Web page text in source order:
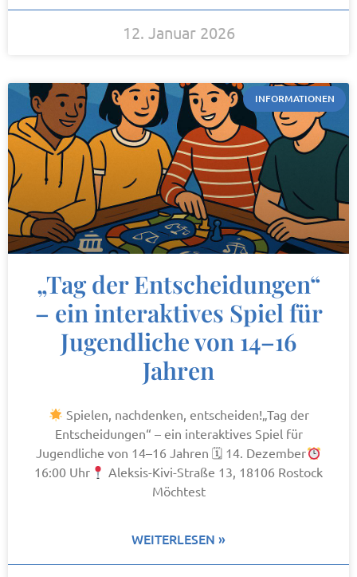
12. Januar 2026
INFORMATIONEN
„Tag der Entscheidungen“
– ein interaktives Spiel für
Jugendliche von 14–16
Jahren
Spielen, nachdenken, entscheiden!„Tag der
Entscheidungen“ – ein interaktives Spiel für
Jugendliche von 14–16 Jahren 🗓 14. Dezember
16:00 Uhr
Aleksis-Kivi-Straße 13, 18106 Rostock
Möchtest
WEITERLESEN »